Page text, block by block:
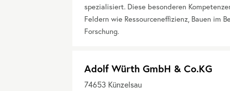
spezialisiert. Diese besonderen
Feldern wie Ressourceneffizienz, Bauen im
Forschung.
Adolf Würth GmbH & Co.KG
74653 Künzelsau